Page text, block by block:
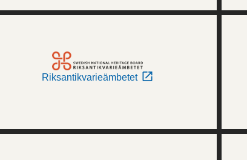
Riksantikvarieämbetet